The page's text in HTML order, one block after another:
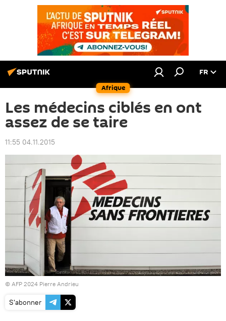
Afrique
FR
Les médecins ciblés en ont
assez de se taire
11:55 04.11.2015
© AFP 2024 Pierre Andrieu
S'abonner